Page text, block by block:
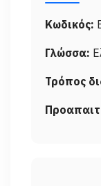
Κωδικός:
Γλώσσα:
Τρόπος